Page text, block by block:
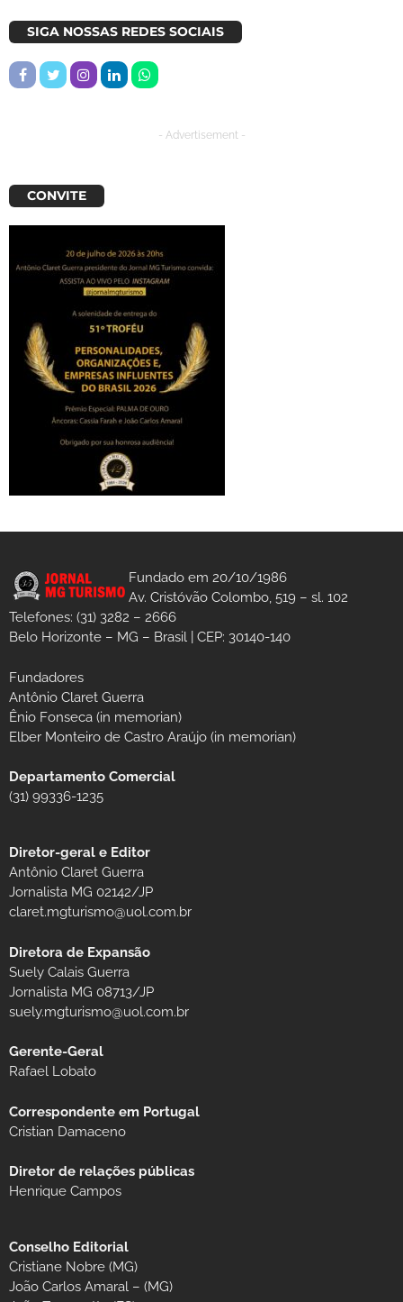
SIGA NOSSAS REDES SOCIAIS
- Advertisement -
CONVITE
Fundado em 20/10/1986
Av. Cristóvão Colombo, 519 – sl. 102
Telefones: (31) 3282 – 2666
Belo Horizonte – MG – Brasil | CEP: 30140-140
Fundadores
Antônio Claret Guerra
Ênio Fonseca (in memorian)
Elber Monteiro de Castro Araújo (in memorian)
Departamento Comercial
(31) 99336-1235
Diretor-geral e Editor
Antônio Claret Guerra
Jornalista MG 02142/JP
claret.mgturismo@uol.com.br
Diretora de Expansão
Suely Calais Guerra
Jornalista MG 08713/JP
suely.mgturismo@uol.com.br
Gerente-Geral
Rafael Lobato
Correspondente em Portugal
Cristian Damaceno
Diretor de relações públicas
Henrique Campos
Conselho Editorial
Cristiane Nobre (MG)
João Carlos Amaral – (MG)